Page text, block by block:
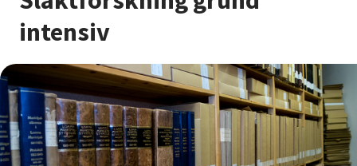
Sök kurser och evenemang
Om SV
Starta studiecirkel
Cirkelledare
intensiv